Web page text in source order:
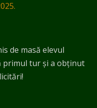
de masă elevul
primul tur și a obținut